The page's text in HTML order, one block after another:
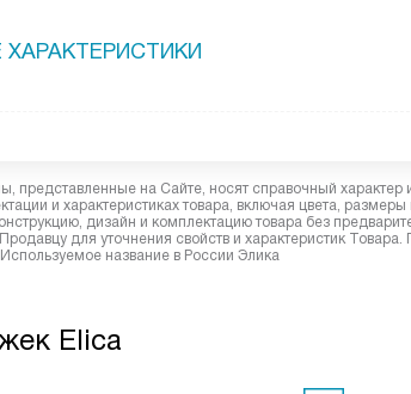
на Сайте, носят справочный характер
и характеристиках товара, включая цвета,
дизайн и комплектацию товара без
для уточнения свойств и характеристик
название в России Элика
Elica